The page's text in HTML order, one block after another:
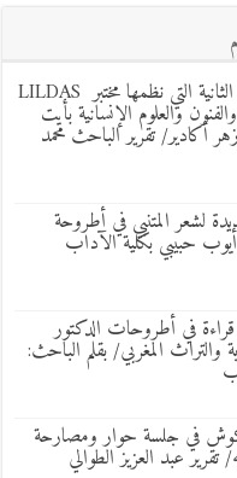
عودة إلى أيام الدكتوراه الثانية التي نظمها مختبر LILDAS
والعلوم الإنسانية بأيت
أكادير/ تقرير الباحث محمد
لشعر المتنبي في أطروحة
حبيبي بكلية الآداب
في أطروحات الدكتور
المغربي/ بقلم الباحث:
في جلسة حوار ومصارحة
عبد العزيز الطوالي